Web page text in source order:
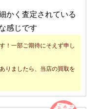
かく査定されている
感じです
！一部ご期待にそえず申し
りましたら、当店の買取を